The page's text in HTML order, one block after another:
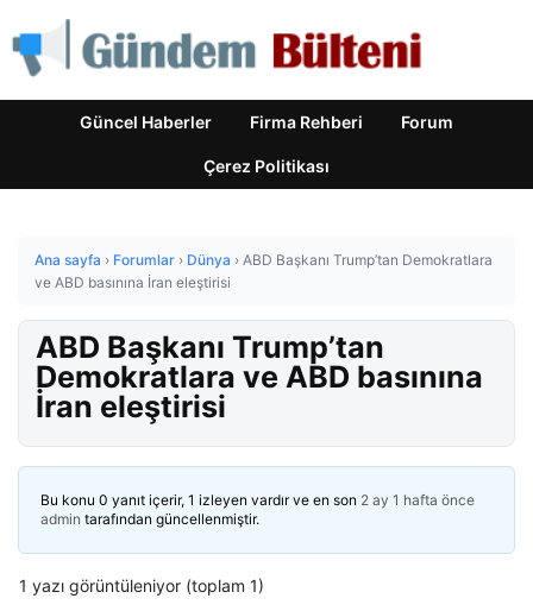
Güncel Haberler Firma Rehberi Forum
Çerez Politikası
Ana sayfa › Forumlar › Dünya › ABD Başkanı Trump’tan Demokratlara
ve ABD basınına İran eleştirisi
ABD Başkanı Trump’tan
Demokratlara ve ABD basınına
İran eleştirisi
Bu konu 0 yanıt içerir, 1 izleyen vardır ve en son 2 ay 1 hafta önce
admin tarafından güncellenmiştir.
1 yazı görüntüleniyor (toplam 1)